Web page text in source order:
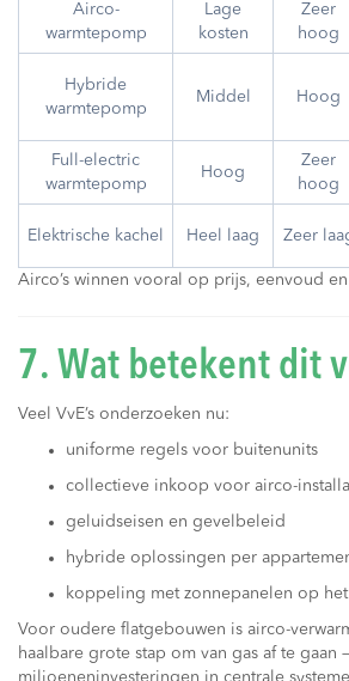
Airco-
warmtepomp
Lage
kosten
Zeer
hoog
Hybride
warmtepomp
Middel Hoog
Full-electric
warmtepomp
Hoog
Zeer
hoog
Elektrische kachel Heel laag Zeer
Airco’s winnen vooral op prijs, eenvoud
7. Wat betekent dit
Veel VvE’s onderzoeken nu:
uniforme regels voor buitenunits
collectieve inkoop voor airco-
geluidseisen en gevelbeleid
hybride oplossingen per
koppeling met zonnepanelen op
Voor oudere flatgebouwen is airco-
haalbare grote stap om van gas af te gaan
miljoeneninvesteringen in centrale